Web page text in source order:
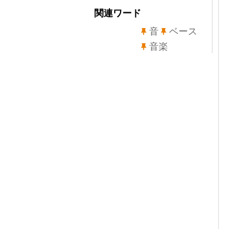
関連ワード
音
ベース
音楽